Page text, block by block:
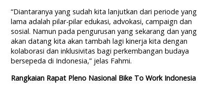
“Diantaranya yang sudah kita lanjutkan dari periode yang
lama adalah pilar-pilar edukasi, advokasi, campaign dan
sosial. Namun pada pengurusan yang sekarang dan yang
akan datang kita akan tambah lagi kinerja kita dengan
kolaborasi dan inklusivitas bagi perkembangan budaya
bersepeda di Indonesia,” jelas Fahmi.
Rangkaian Rapat Pleno Nasional Bike To Work Indonesia